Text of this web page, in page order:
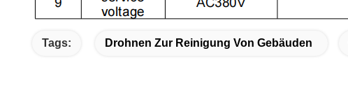
Tags: Drohnen Zur Reinigung Von Gebäuden